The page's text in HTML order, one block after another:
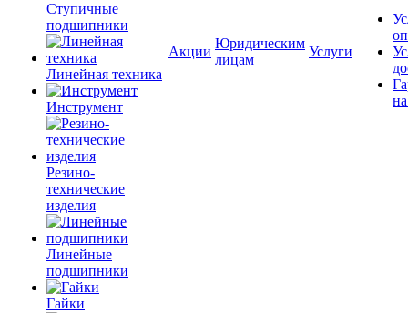
Ступичные
подшипники
Линейная техника
Инструмент
Резино-
технические
изделия
Линейные
подшипники
Гайки
Акции
Юридическим
лицам
Услуги